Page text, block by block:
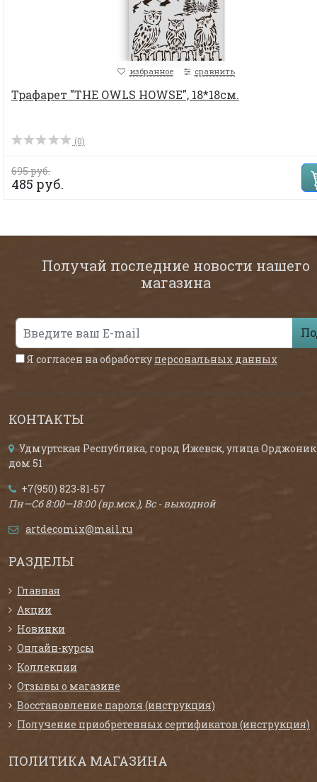
избранное сравнить
Трафарет "THE OWLS HOWSE", 18*18см.
(0)
695 руб.
485 руб.
Получай последние новости нашего
магазина
Я согласен на обработку персональных данных
КОНТАКТЫ
Удмуртская Республика, город Ижевск, улица
дом 51
+7(950) 823-81-57
Пн—Сб 8:00—18:00 (вр.мск.), Вс - выходной
artdecomix@mail.ru
РАЗДЕЛЫ
Главная
Акции
Новинки
Онлайн-курсы
Коллекции
Отзывы о магазине
Восстановление пароля (инструкция)
Получение приобретенных сертификатов (инструкция)
ПОЛИТИКА МАГАЗИНА